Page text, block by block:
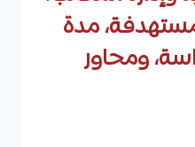
مدة
ومحاور